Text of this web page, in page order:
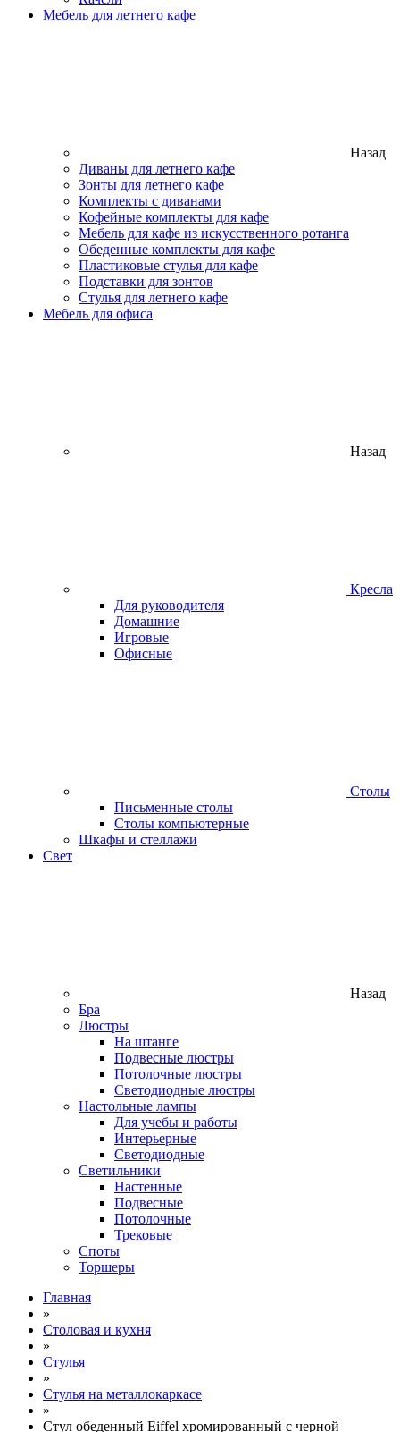
Мебель для летнего кафе
Назад
Диваны для летнего кафе
Зонты для летнего кафе
Комплекты с диванами
Кофейные комплекты для кафе
Мебель для кафе из искусственного ротанга
Обеденные комплекты для кафе
Пластиковые стулья для кафе
Подставки для зонтов
Стулья для летнего кафе
Мебель для офиса
Назад
Кресла
Для руководителя
Домашние
Игровые
Офисные
Столы
Письменные столы
Столы компьютерные
Шкафы и стеллажи
Свет
Назад
Бра
Люстры
На штанге
Подвесные люстры
Потолочные люстры
Светодиодные люстры
Настольные лампы
Для учебы и работы
Интерьерные
Светодиодные
Светильники
Настенные
Подвесные
Потолочные
Трековые
Споты
Торшеры
Главная
»
Столовая и кухня
»
Стулья
»
Стулья на металлокаркасе
»
Стул обеденный Eiffel хромированный с черной